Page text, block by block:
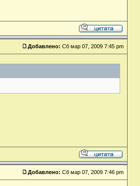
Добавлено: Сб мар 07, 2009 7:45 pm
Добавлено: Сб мар 07, 2009 7:46 pm